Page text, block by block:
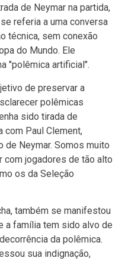
de Neymar na partida,
referia a uma conversa
técnica, sem conexão
do Mundo. Ele
"polêmica artificial".
de preservar a
polêmicas
sido tirada de
com Paul Clement,
de Neymar. Somos muito
com jogadores de tão alto
os da Seleção
também se manifestou
a família tem sido alvo de
da polêmica.
sua indignação,